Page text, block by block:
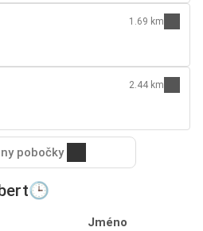
1.69 km
2.44 km
pobočky
Jméno